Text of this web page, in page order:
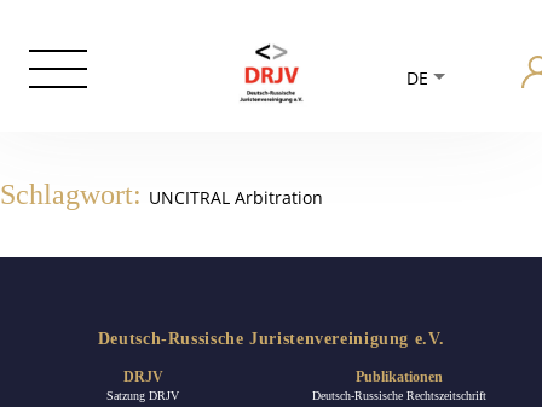
DE
Schlagwort: UNCITRAL Arbitration
Deutsch-Russische Juristenvereinigung e.V.
DRJV
Satzung DRJV
Publikationen
Deutsch-Russische Rechtszeitschrift